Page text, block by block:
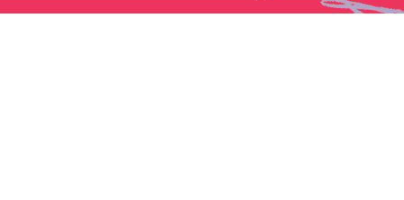
Team um Regisseur Takanori Tsujimoto veröffentlicht